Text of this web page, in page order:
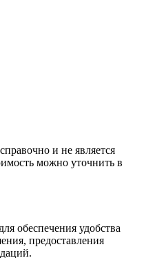
и не является
можно уточнить в
обеспечения удобства
предоставления